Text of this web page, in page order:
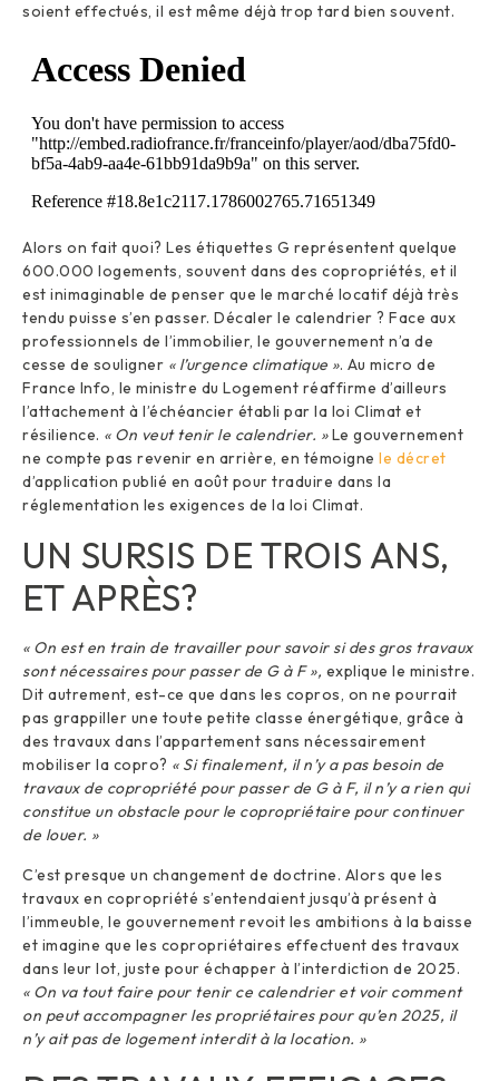
soient effectués, il est même déjà trop tard bien souvent.
Alors on fait quoi? Les étiquettes G représentent quelque
600.000 logements, souvent dans des copropriétés, et il
est inimaginable de penser que le marché locatif déjà très
tendu puisse s’en passer. Décaler le calendrier ? Face aux
professionnels de l’immobilier, le gouvernement n’a de
cesse de souligner « l’urgence climatique ». Au micro de
France Info, le ministre du Logement réaffirme d’ailleurs
l’attachement à l’échéancier établi par la loi Climat et
résilience. « On veut tenir le calendrier. »Le gouvernement
ne compte pas revenir en arrière, en témoigne le décret
d’application publié en août pour traduire dans la
réglementation les exigences de la loi Climat.
UN SURSIS DE TROIS ANS,
ET APRÈS?
« On est en train de travailler pour savoir si des gros travaux
sont nécessaires pour passer de G à F », explique le ministre.
Dit autrement, est-ce que dans les copros, on ne pourrait
pas grappiller une toute petite classe énergétique, grâce à
des travaux dans l’appartement sans nécessairement
mobiliser la copro? « Si finalement, il n’y a pas besoin de
travaux de copropriété pour passer de G à F, il n’y a rien qui
constitue un obstacle pour le copropriétaire pour continuer
de louer. »
C’est presque un changement de doctrine. Alors que les
travaux en copropriété s’entendaient jusqu’à présent à
l’immeuble, le gouvernement revoit les ambitions à la baisse
et imagine que les copropriétaires effectuent des travaux
dans leur lot, juste pour échapper à l’interdiction de 2025.
« On va tout faire pour tenir ce calendrier et voir comment
on peut accompagner les propriétaires pour qu’en 2025, il
n’y ait pas de logement interdit à la location. »